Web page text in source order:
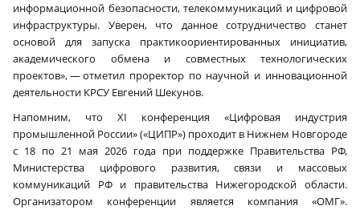
информационной безопасности, телекоммуникаций и цифровой
инфраструктуры. Уверен, что данное сотрудничество станет
основой для запуска практикоориентированных инициатив,
академического обмена и совместных технологических
проектов», — отметил проректор по научной и инновационной
деятельности КРСУ Евгений Шекунов.
Напомним, что XI конференция «Цифровая индустрия
промышленной России» («ЦИПР») проходит в Нижнем Новгороде
с 18 по 21 мая 2026 года при поддержке Правительства РФ,
Министерства цифрового развития, связи и массовых
коммуникаций РФ и правительства Нижегородской области.
Организатором конференции является компания «ОМГ».